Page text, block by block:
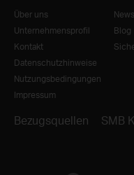
Über uns
Unternehmensprofil
Kontakt
Datenschutzhinweise
Nutzungsbedingungen
Impressum
Blog
Bezugsquellen SMB